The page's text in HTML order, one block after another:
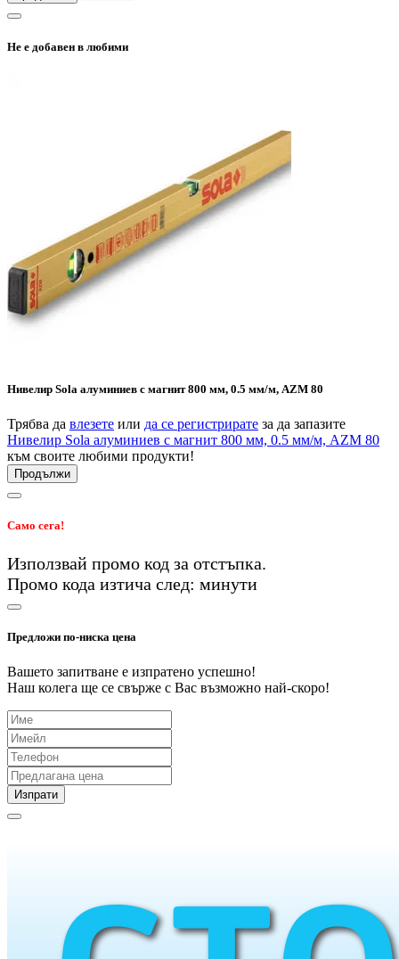
Не е добавен в любими
Нивелир Sola алуминиев с магнит 800 мм, 0.5 мм/м, AZM 80
Трябва да влезете или да се регистрирате за да запазите
Нивелир Sola алуминиев с магнит 800 мм, 0.5 мм/м, AZM 80
към своите любими продукти!
Продължи
Само сега!
Използвай промо код за отстъпка.
Промо кода изтича след: минути
Предложи по-ниска цена
Вашето запитване е изпратено успешно!
Наш колега ще се свърже с Вас възможно най-скоро!
Изпрати